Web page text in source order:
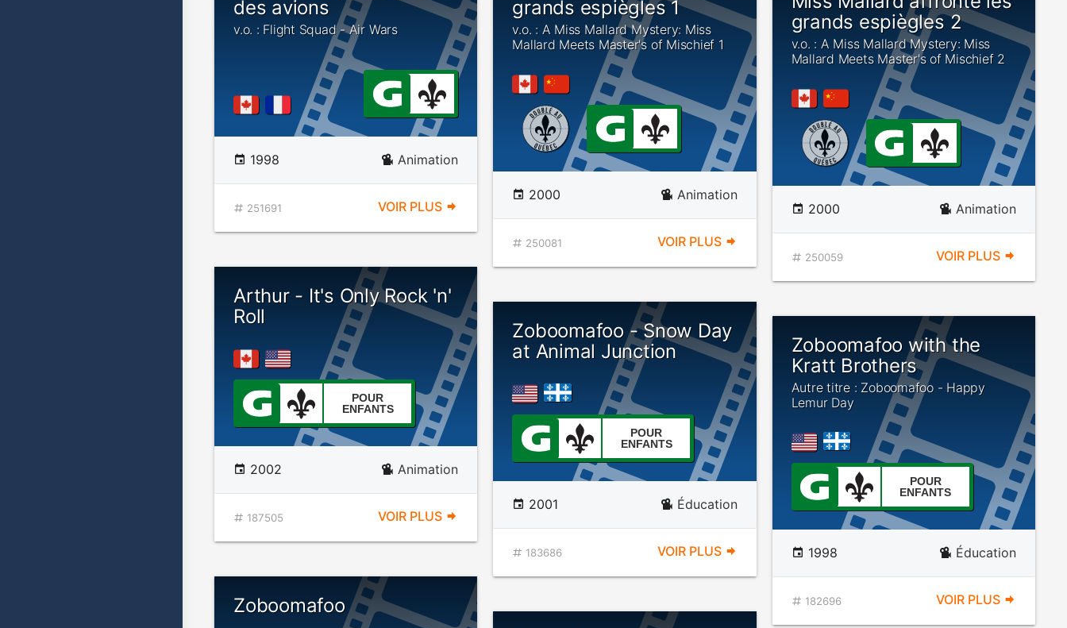
des avions
v.o. : Flight Squad - Air Wars
1998 Animation
251691 VOIR PLUS
grands espiègles 1
v.o. : A Miss Mallard Mystery: Miss
Mallard Meets Master's of Mischief 1
2000 Animation
250081 VOIR PLUS
grands espiègles 2
v.o. : A Miss Mallard Mystery: Miss
Mallard Meets Master's of Mischief 2
2000 Animation
250059 VOIR PLUS
Arthur - It's Only Rock 'n'
Roll
POUR
ENFANTS
2002 Animation
187505 VOIR PLUS
Zoboomafoo - Snow Day
at Animal Junction
POUR
ENFANTS
2001 Éducation
183686 VOIR PLUS
Zoboomafoo with the
Kratt Brothers
Autre titre : Zoboomafoo - Happy
Lemur Day
POUR
ENFANTS
1998 Éducation
182696 VOIR PLUS
Zoboomafoo